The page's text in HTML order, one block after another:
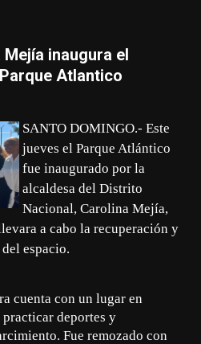
inaugura el
Atlantico
SANTO DOMINGO.- Este
jueves el Parque Atlántico
fue inaugurado por la
alcaldesa del Distrito
Nacional, Carolina Mejía,
a cabo la recuperación y
espacio.
cuenta con un lugar en
deportes y
Fue remozado con